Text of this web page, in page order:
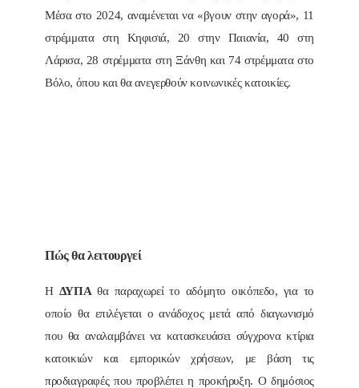
Μέσα στο 2024, αναμένεται να «βγουν στην αγορά», 11
στρέμματα στη Κηφισιά, 20 στην Παιανία, 40 στη
Λάρισα, 28 στρέμματα στη Ξάνθη και 74 στρέμματα στο
Βόλο, όπου και θα ανεγερθούν κοινωνικές κατοικίες.
Πώς θα λειτουργεί
Η ΔΥΠΑ θα παραχωρεί το αδόμητο οικόπεδο, για το
οποίο θα επιλέγεται ο ανάδοχος μετά από διαγωνισμό
που θα αναλαμβάνει να κατασκευάσει σύγχρονα κτίρια
κατοικιών και εμπορικών χρήσεων, με βάση τις
προδιαγραφές που προβλέπει η προκήρυξη. Ο δημόσιος